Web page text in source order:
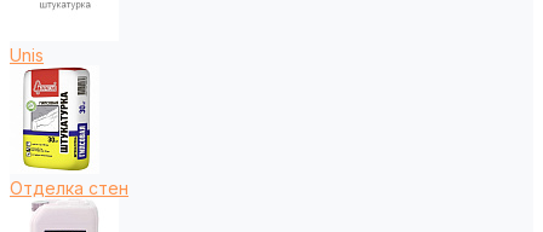
Unis
Отделка стен